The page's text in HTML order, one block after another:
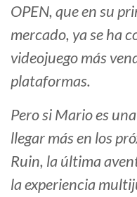
OPEN, que en su
mercado, ya se ha
videojuego más
plataformas.
Pero si Mario es
llegar más en los
Ruin, la última
la experiencia